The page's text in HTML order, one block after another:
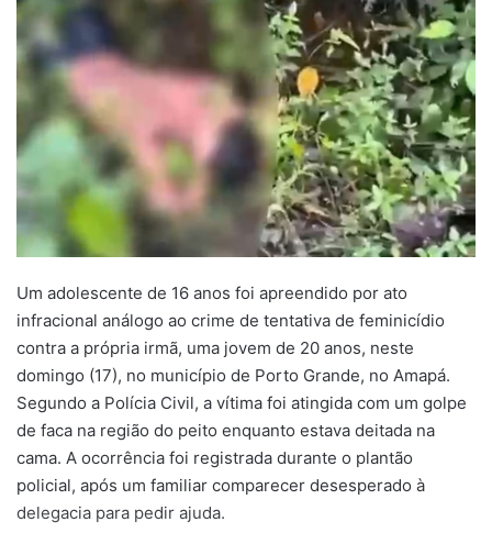
Um adolescente de 16 anos foi apreendido por ato
infracional análogo ao crime de tentativa de feminicídio
contra a própria irmã, uma jovem de 20 anos, neste
domingo (17), no município de Porto Grande, no Amapá.
Segundo a Polícia Civil, a vítima foi atingida com um golpe
de faca na região do peito enquanto estava deitada na
cama. A ocorrência foi registrada durante o plantão
policial, após um familiar comparecer desesperado à
delegacia para pedir ajuda.